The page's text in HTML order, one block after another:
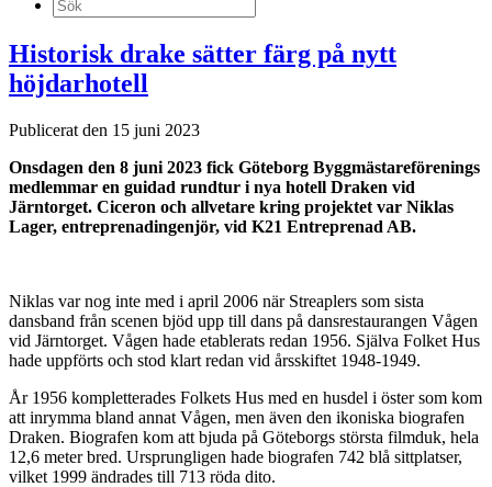
efter:
Historisk drake sätter färg på nytt
höjdarhotell
Publicerat den 15 juni 2023
Onsdagen den 8 juni 2023 fick Göteborg Byggmästareförenings
medlemmar en guidad rundtur i nya hotell Draken vid
Järntorget. Ciceron och allvetare kring projektet var Niklas
Lager, entreprenadingenjör, vid K21 Entreprenad AB.
Niklas var nog inte med i april 2006 när Streaplers som sista
dansband från scenen bjöd upp till dans på dansrestaurangen Vågen
vid Järntorget. Vågen hade etablerats redan 1956. Själva Folket Hus
hade uppförts och stod klart redan vid årsskiftet 1948-1949.
År 1956 kompletterades Folkets Hus med en husdel i öster som kom
att inrymma bland annat Vågen, men även den ikoniska biografen
Draken. Biografen kom att bjuda på Göteborgs största filmduk, hela
12,6 meter bred. Ursprungligen hade biografen 742 blå sittplatser,
vilket 1999 ändrades till 713 röda dito.